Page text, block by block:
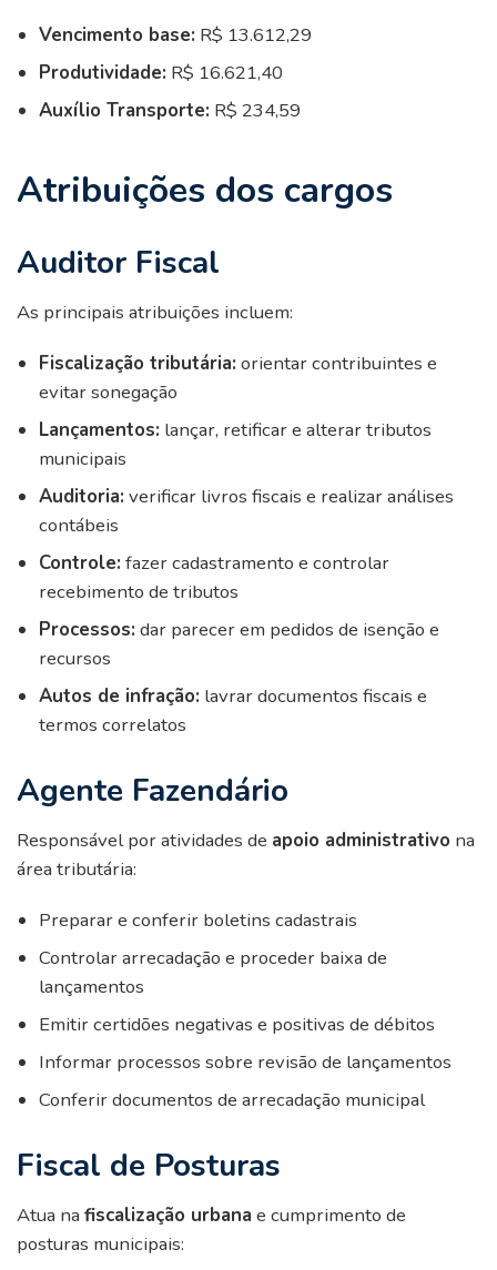
Vencimento base: R$ 13.612,29
Produtividade: R$ 16.621,40
Auxílio Transporte: R$ 234,59
Atribuições dos cargos
Auditor Fiscal
As principais atribuições incluem:
Fiscalização tributária: orientar contribuintes e
evitar sonegação
Lançamentos: lançar, retificar e alterar tributos
municipais
Auditoria: verificar livros fiscais e realizar análises
contábeis
Controle: fazer cadastramento e controlar
recebimento de tributos
Processos: dar parecer em pedidos de isenção e
recursos
Autos de infração: lavrar documentos fiscais e
termos correlatos
Agente Fazendário
Responsável por atividades de apoio administrativo na
área tributária:
Preparar e conferir boletins cadastrais
Controlar arrecadação e proceder baixa de
lançamentos
Emitir certidões negativas e positivas de débitos
Informar processos sobre revisão de lançamentos
Conferir documentos de arrecadação municipal
Fiscal de Posturas
Atua na fiscalização urbana e cumprimento de
posturas municipais: